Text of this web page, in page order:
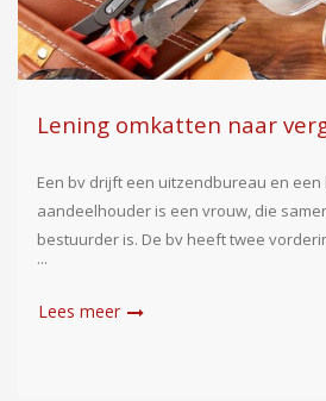
Lening omkatten naar
Een bv drijft een uitzendbureau en
aandeelhouder is een vrouw, die
bestuurder is. De bv heeft twee
afwaarderen. De eerste vordering van
Read more